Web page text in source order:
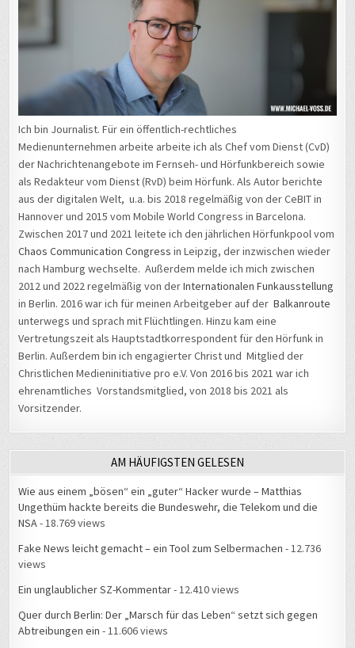
Ich bin Journalist. Für ein öffentlich-rechtliches
Medienunternehmen arbeite arbeite ich als Chef vom Dienst (CvD)
der Nachrichtenangebote im Fernseh- und Hörfunkbereich sowie
als Redakteur vom Dienst (RvD) beim Hörfunk. Als Autor berichte
aus der digitalen Welt, u.a. bis 2018 regelmäßig von der CeBIT in
Hannover und 2015 vom Mobile World Congress in Barcelona.
Zwischen 2017 und 2021 leitete ich den jährlichen Hörfunkpool vom
Chaos Communication Congress in Leipzig, der inzwischen wieder
nach Hamburg wechselte. Außerdem melde ich mich zwischen
2012 und 2022 regelmäßig von derInternationalen Funkausstellung
in Berlin. 2016 war ich für meinen Arbeitgeber auf derBalkanroute
unterwegs und sprach mit Flüchtlingen. Hinzu kam eine
Vertretungszeit als Hauptstadtkorrespondent für den Hörfunk in
Berlin. Außerdem bin ich engagierter Christ und Mitglied der
Christlichen Medieninitiative pro e.V. Von 2016 bis 2021 war ich
ehrenamtliches Vorstandsmitglied, von 2018 bis 2021 als
Vorsitzender.
AM HÄUFIGSTEN GELESEN
Wie aus einem „bösen“ ein „guter“ Hacker wurde – Matthias
Ungethüm hackte bereits die Bundeswehr, die Telekom und die
NSA- 18.769 views
Fake News leicht gemacht – ein Tool zum Selbermachen - 12.736
views
Ein unglaublicher SZ-Kommentar- 12.410 views
Quer durch Berlin: Der „Marsch für das Leben“ setzt sich gegen
Abtreibungen ein - 11.606 views